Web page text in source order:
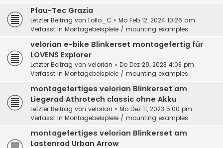
Pfau-Tec Grazia
Letzter Beitrag von Lollo_C « Mo Feb 12, 2024 10:26 am
Verfasst in Montagebeispiele / mounting examples
velorian e-bike Blinkerset montagefertig für
LOVENS Explorer
Letzter Beitrag von velorian « Do Dez 28, 2023 4:03 pm
Verfasst in Montagebeispiele / mounting examples
montagefertiges velorian Blinkerset am
Liegerad Athrotech classic ohne Akku
Letzter Beitrag von velorian « Mo Dez 11, 2023 5:00 pm
Verfasst in Montagebeispiele / mounting examples
montagefertiges velorian Blinkerset am
Lastenrad Urban Arrow